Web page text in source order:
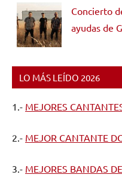
Concierto
ayudas de
LO MÁS LEÍDO 2026
1.- MEJORES
2.- MEJOR CANTANTE
3.- MEJORES BANDAS